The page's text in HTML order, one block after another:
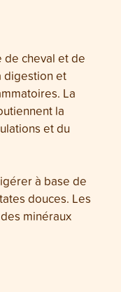
de cheval et de
digestion et
La
la
et du
à base de
douces. Les
minéraux